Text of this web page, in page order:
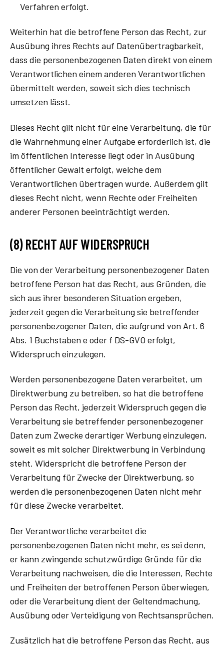
Verfahren erfolgt.
Weiterhin hat die betroffene Person das Recht, zur
Ausübung ihres Rechts auf Datenübertragbarkeit,
dass die personenbezogenen Daten direkt von einem
Verantwortlichen einem anderen Verantwortlichen
übermittelt werden, soweit sich dies technisch
umsetzen lässt.
Dieses Recht gilt nicht für eine Verarbeitung, die für
die Wahrnehmung einer Aufgabe erforderlich ist, die
im öffentlichen Interesse liegt oder in Ausübung
öffentlicher Gewalt erfolgt, welche dem
Verantwortlichen übertragen wurde. Außerdem gilt
dieses Recht nicht, wenn Rechte oder Freiheiten
anderer Personen beeinträchtigt werden.
(8) RECHT AUF WIDERSPRUCH
Die von der Verarbeitung personenbezogener Daten
betroffene Person hat das Recht, aus Gründen, die
sich aus ihrer besonderen Situation ergeben,
jederzeit gegen die Verarbeitung sie betreffender
personenbezogener Daten, die aufgrund von Art. 6
Abs. 1 Buchstaben e oder f DS-GVO erfolgt,
Widerspruch einzulegen.
Werden personenbezogene Daten verarbeitet, um
Direktwerbung zu betreiben, so hat die betroffene
Person das Recht, jederzeit Widerspruch gegen die
Verarbeitung sie betreffender personenbezogener
Daten zum Zwecke derartiger Werbung einzulegen,
soweit es mit solcher Direktwerbung in Verbindung
steht. Widerspricht die betroffene Person der
Verarbeitung für Zwecke der Direktwerbung, so
werden die personenbezogenen Daten nicht mehr
für diese Zwecke verarbeitet.
Der Verantwortliche verarbeitet die
personenbezogenen Daten nicht mehr, es sei denn,
er kann zwingende schutzwürdige Gründe für die
Verarbeitung nachweisen, die die Interessen, Rechte
und Freiheiten der betroffenen Person überwiegen,
oder die Verarbeitung dient der Geltendmachung,
Ausübung oder Verteidigung von Rechtsansprüchen.
Zusätzlich hat die betroffene Person das Recht, aus